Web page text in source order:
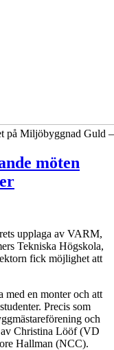
på Miljöbyggnad Guld
möten
upplaga av VARM,
Tekniska Högskola,
fick möjlighet att
en monter och att
Precis som
och
av Christina Lööf (VD
Hallman (NCC).